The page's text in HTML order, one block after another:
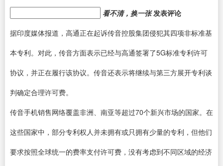
看不清，换一张 发表评论
据印度媒体报道，高通正在起诉传音控股集团侵犯其四项非标准基
本专利。对此，传音方面表示已经与高通签署了5G标准专利许可
协议，并正在履行该协议。传音还表示将继续与第三方展开专利谈
判确定合理许可费。
传音手机销售网络覆盖非洲、南亚等超过70个新兴市场的国家。在
这些国家中，部分专利权人并未拥有或只拥有少量的专利，但他们
要求按照全球统一的费率支付许可费，没有考虑到不同区域的经济